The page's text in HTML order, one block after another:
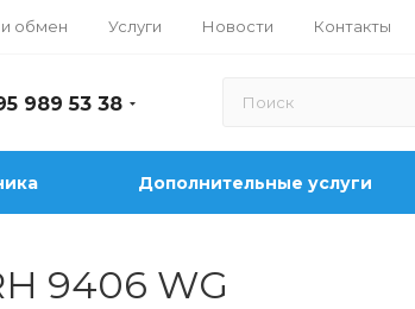
обмен Услуги Новости Контакты
989 53 38
Дополнительные услуги
9406 WG